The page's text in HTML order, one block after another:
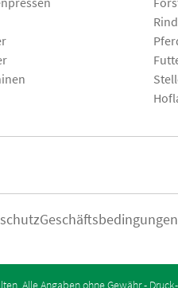
Geschäftsbedingungen
Alle Angaben ohne Gewähr -